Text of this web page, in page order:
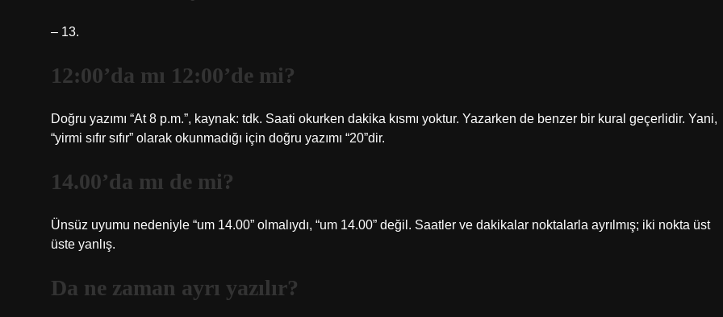
– 13.
12:00’da mı 12:00’de mi?
Doğru yazımı “At 8 p.m.”, kaynak: tdk. Saati okurken dakika kısmı yoktur. Yazarken de benzer bir kural geçerlidir. Yani,
“yirmi sıfır sıfır” olarak okunmadığı için doğru yazımı “20”dir.
14.00’da mı de mi?
Ünsüz uyumu nedeniyle “um 14.00” olmalıydı, “um 14.00” değil. Saatler ve dakikalar noktalarla ayrılmış; iki nokta üst
üste yanlış.
Da ne zaman ayrı yazılır?